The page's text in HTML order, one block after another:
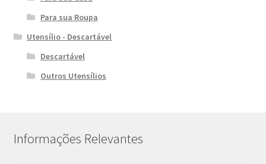
Para sua Roupa
Utensílio - Descartável
Descartável
Outros Utensílios
Informações Relevantes